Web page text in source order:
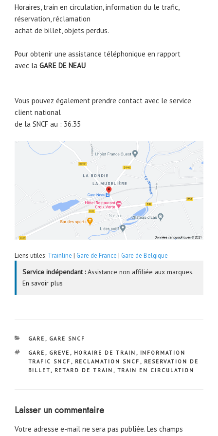
Horaires, train en circulation, information du le trafic,
réservation, réclamation
achat de billet, objets perdus.
Pour obtenir une assistance téléphonique en rapport
avec la GARE DE NEAU
Vous pouvez également prendre contact avec le service
client national
de la SNCF au : 36.35
Liens utiles: Trainline | Gare de France | Gare de Belgique
Service indépendant :Assistance non affiliée aux marques.
En savoir plus
CATÉGORIES
GARE , GARE SNCF
ÉTIQUETTES
GARE , GREVE , HORAIRE DE TRAIN , INFORMATION
TRAFIC SNCF , RECLAMATION SNCF , RESERVATION DE
BILLET, RETARD DE TRAIN , TRAIN EN CIRCULATION
Laisser un commentaire
Votre adresse e-mail ne sera pas publiée. Les champs